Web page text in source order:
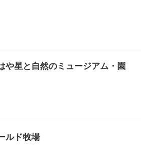
や星と自然のミュージアム・園
ルド牧場